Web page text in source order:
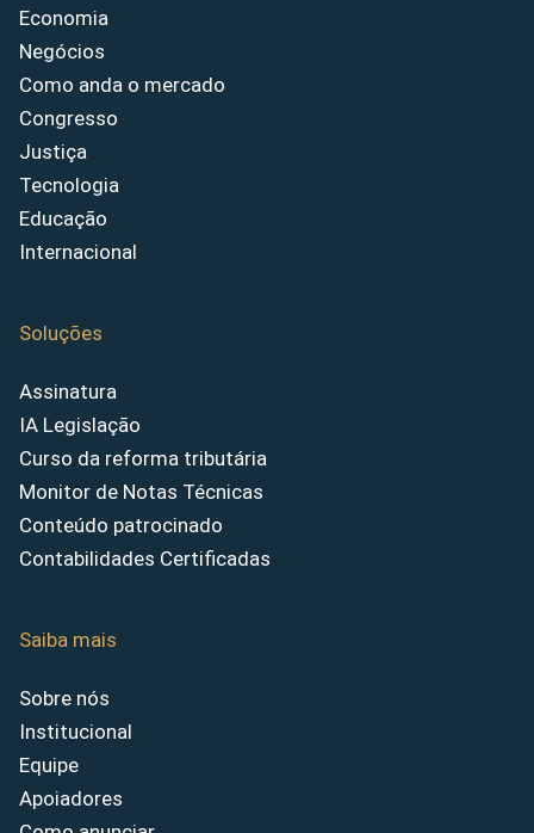
Economia
Negócios
Como anda o mercado
Congresso
Justiça
Tecnologia
Educação
Internacional
Soluções
Assinatura
IA Legislação
Curso da reforma tributária
Monitor de Notas Técnicas
Conteúdo patrocinado
Contabilidades Certificadas
Saiba mais
Sobre nós
Institucional
Equipe
Apoiadores